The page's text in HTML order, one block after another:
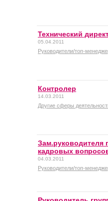
Технический
05.04.2011
Руководители/топ-
Контролер
14.03.2011
Другие сферы
Зам.руководителя
кадровых
04.03.2011
Руководители/топ-